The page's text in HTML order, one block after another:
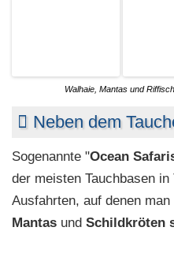
Walhaie, Mantas und
Neben dem
Sogenannte "Ocean
der meisten Tauchbasen
Ausfahrten, auf denen man
Mantas und Schildkröten